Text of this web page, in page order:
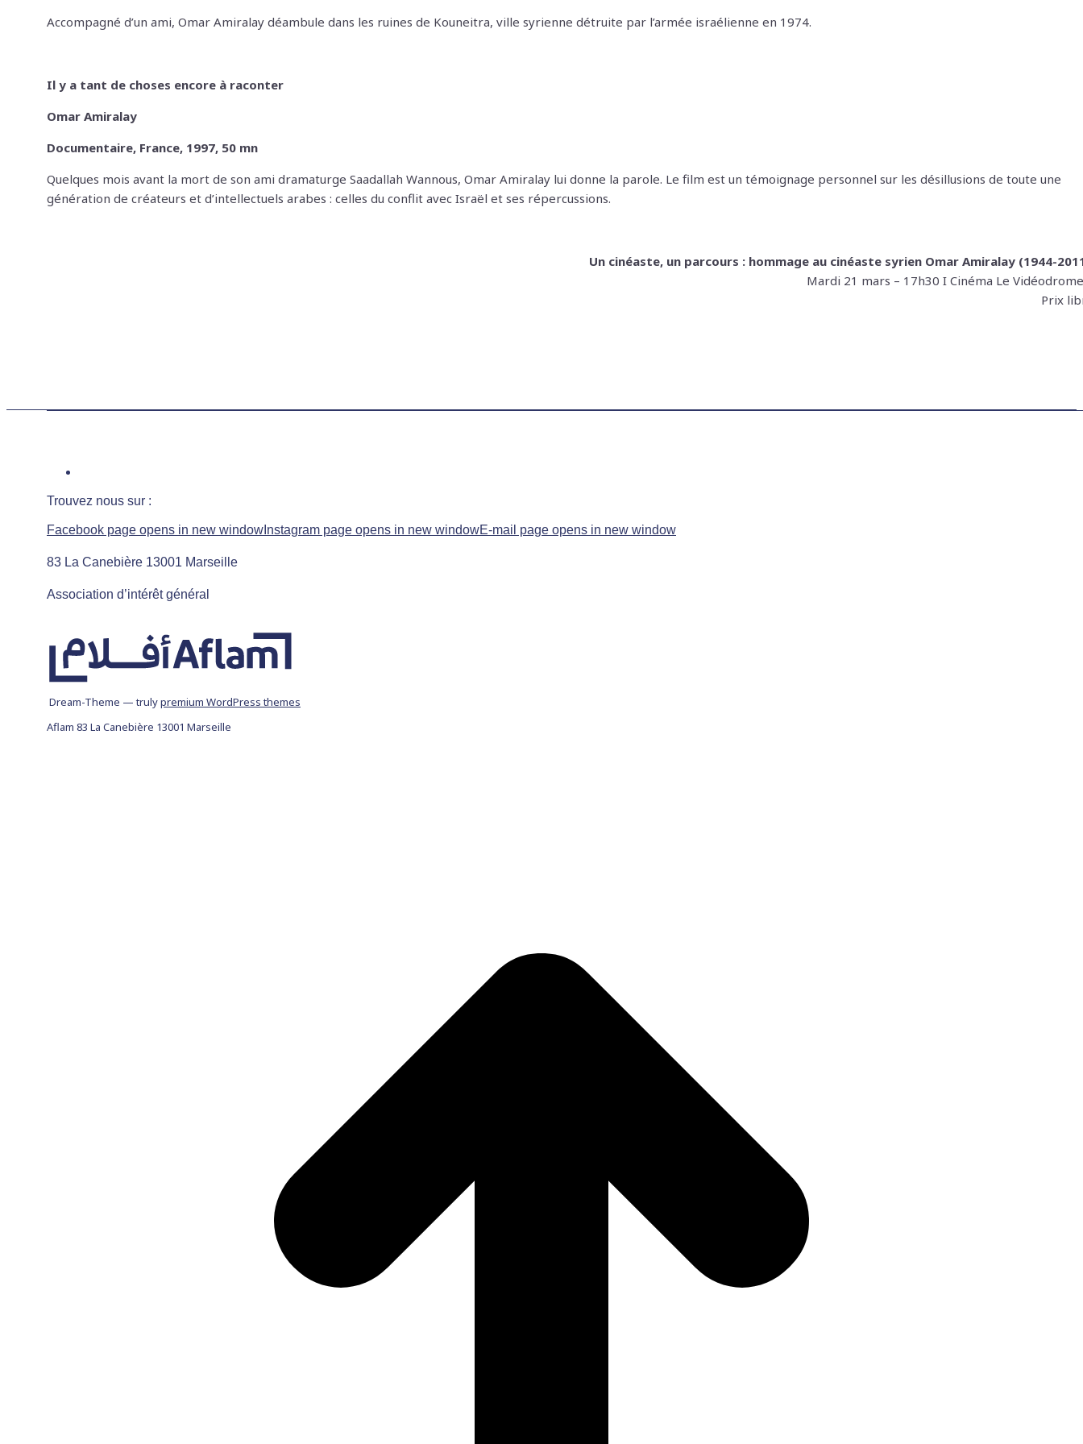
Accompagné d’un ami, Omar Amiralay déambule dans les ruines de Kouneitra, ville syrienne détruite par l’armée israélienne en 1974.
Il y a tant de choses encore à raconter
Omar Amiralay
Documentaire, France, 1997, 50 mn
Quelques mois avant la mort de son ami dramaturge Saadallah Wannous, Omar Amiralay lui donne la parole. Le film est un témoignage personnel sur les désillusions de toute une
génération de créateurs et d’intellectuels arabes : celles du conflit avec Israël et ses répercussions.
Un cinéaste, un parcours : hommage au cinéaste syrien Omar Amiralay (1944-
Mardi 21 mars – 17h30 I Cinéma Le
Prix
Trouvez nous sur :
Facebook page opens in new window Instagram page opens in new windowE-mail page opens in new window
83 La Canebière 13001 Marseille
Association d’intérêt général
Dream-Theme — trulypremium WordPress themes
Aflam 83 La Canebière 13001 Marseille